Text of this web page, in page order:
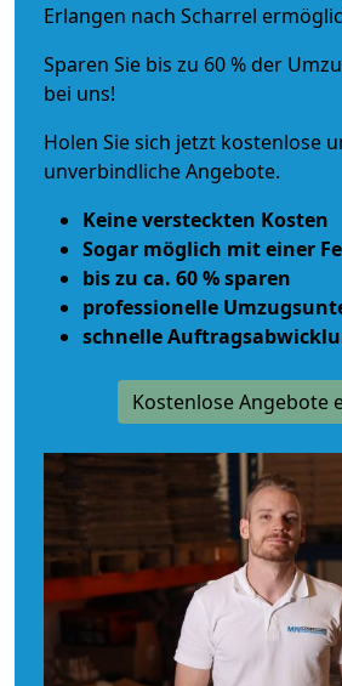
Erlangen nach Scharrel
Sparen Sie bis zu 60 % der
bei uns!
Holen Sie sich jetzt kostenlose
unverbindliche Angebote.
Keine versteckten Kosten
Sogar möglich mit einer
bis zu ca. 60 % sparen
professionelle
schnelle
Kostenlose Angebote